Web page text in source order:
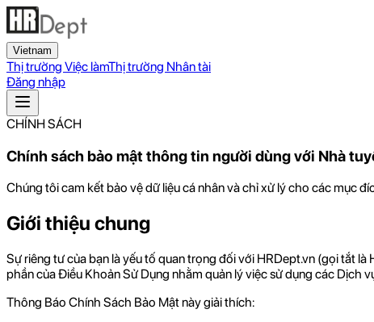
Vietnam
Thị trường Việc làmThị trường Nhân tài
Đăng nhập
CHÍNH SÁCH
Chính sách bảo mật thông tin người dùng với Nhà
Chúng tôi cam kết bảo vệ dữ liệu cá nhân và chỉ xử lý cho các mục
Giới thiệu chung
Sự riêng tư của bạn là yếu tố quan trọng đối với HRDept.vn (gọi tắt
phần của Điều Khoản Sử Dụng nhằm quản lý việc sử dụng các Dịch
Thông Báo Chính Sách Bảo Mật này giải thích: